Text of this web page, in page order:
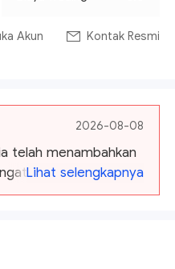
Akun Kontak Resmi
2026-08-08
telah menambahkan
mereka.
Lihat selengkapnya